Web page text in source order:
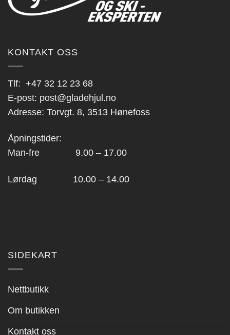
KONTAKT OSS
Tlf: +47 32 12 23 68
E-post: post@gladehjul.no
Adresse: Torvgt. 8, 3513 Hønefoss
Åpningstider:
Man-fre 9.00 – 17.00
Lørdag 10.00 – 14.00
SIDEKART
Nettbutikk
Om butikken
Kontakt oss